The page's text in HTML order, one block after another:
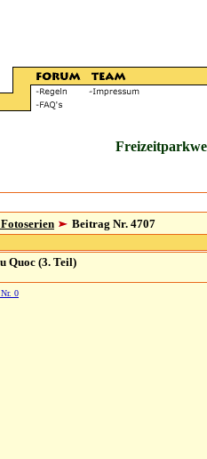
Beitrag Nr. 4707
Quoc (3. Teil)
0